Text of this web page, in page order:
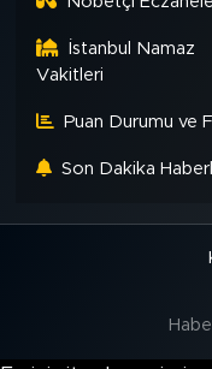
İstanbul Namaz
Vakitleri
Puan Durumu ve
Son Dakika
SOSYAL